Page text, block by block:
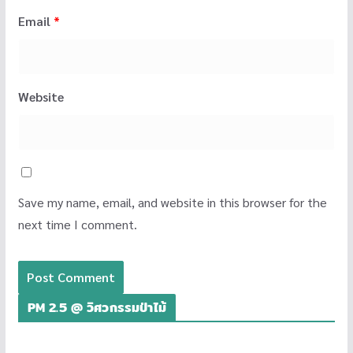
Email *
Website
Save my name, email, and website in this browser for the
next time I comment.
PM 2.5 @ วิศวกรรมป่าไม้